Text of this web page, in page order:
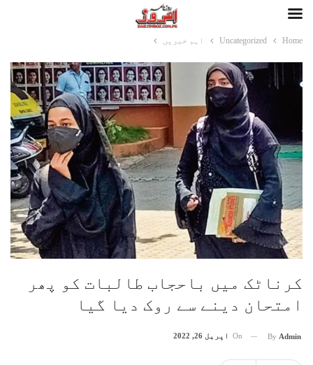
Home
Uncategorized اہم خبریں
کرناٹک میں باحجاب طالبات کو پھر
امتحان دینے سے روک دیا گیا
By Admin
On اپریل 26, 2022